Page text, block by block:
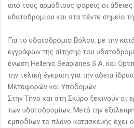
από τους αρμόδιους φορείς οι άδειες
υδατοδρομίου και στα πέντε σημεία
Για το υδατοδρόμιο Βόλου, με την
εγγράφων της αίτησης του
ένωση Hellenic Seaplanes S.A. και
την τελική έγκριση για την άδεια
Μεταφορών και Υποδομών.
Στην Τήνο και στη Σκύρο ξεκινούν οι
των υδατοδρομίων. Μετά την
εμποδίων το πλάνο κατασκευής έχει